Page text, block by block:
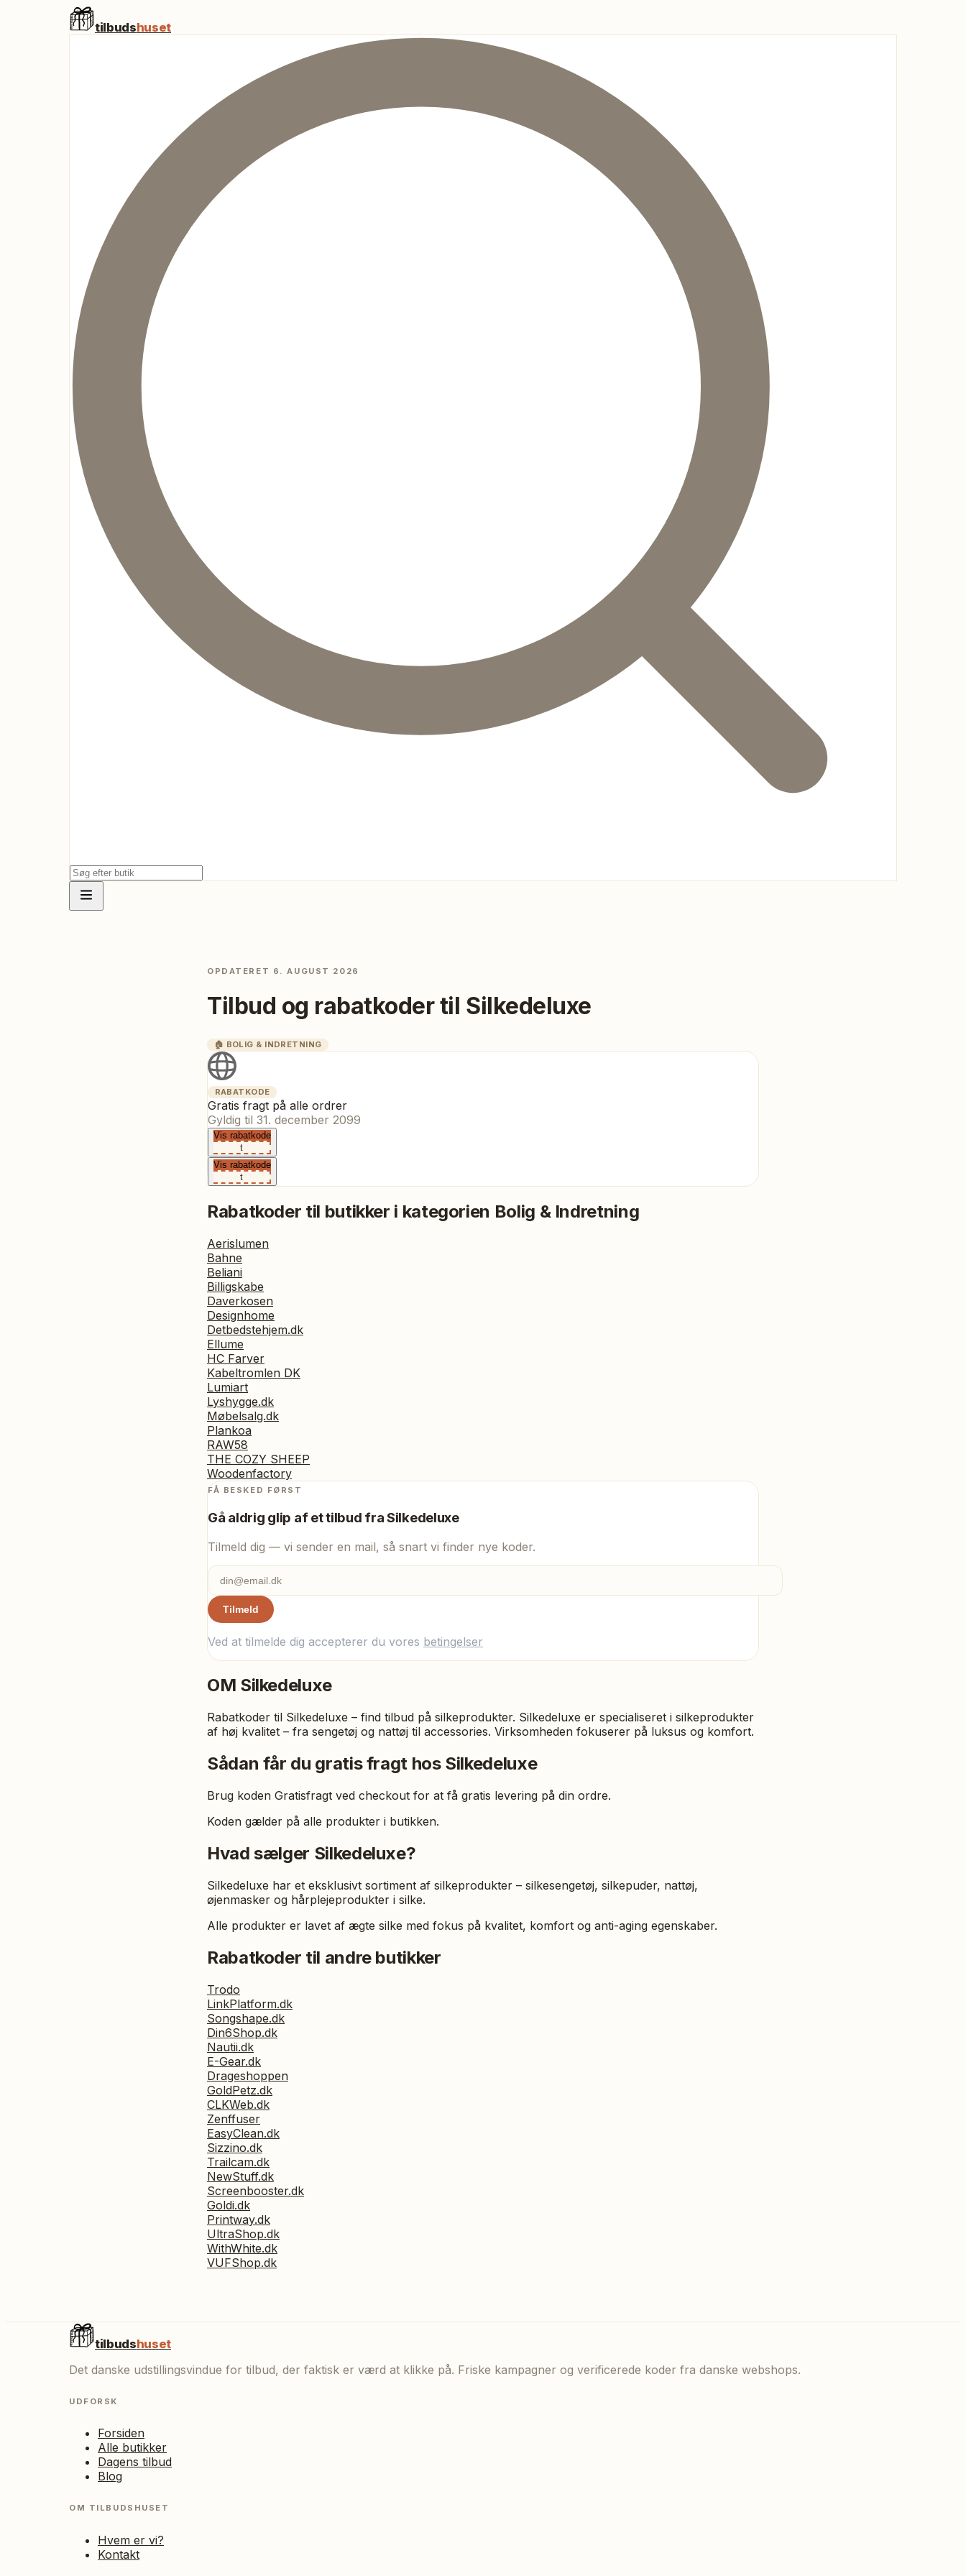
tilbudshuset
OPDATERET 6. AUGUST 2026
Tilbud og rabatkoder til Silkedeluxe
🏠 BOLIG & INDRETNING
RABATKODE
Gratis fragt på alle ordrer
Gyldig til 31. december 2099
Vis rabatkode
t
Vis rabatkode
t
Rabatkoder til butikker i kategorien Bolig & Indretning
Aerislumen
Bahne
Beliani
Billigskabe
Daverkosen
Designhome
Detbedstehjem.dk
Ellume
HC Farver
Kabeltromlen DK
Lumiart
Lyshygge.dk
Møbelsalg.dk
Plankoa
RAW58
THE COZY SHEEP
Woodenfactory
FÅ BESKED FØRST
Gå aldrig glip af et tilbud fraSilkedeluxe
Tilmeld dig — vi sender en mail, så snart vi finder nye koder.
Tilmeld
Ved at tilmelde dig accepterer du vores betingelser
OM Silkedeluxe
Rabatkoder til Silkedeluxe – find tilbud på silkeprodukter. Silkedeluxe er specialiseret i silkeprodukter
af høj kvalitet – fra sengetøj og nattøj til accessories. Virksomheden fokuserer på luksus og komfort.
Sådan får du gratis fragt hos Silkedeluxe
Brug koden Gratisfragt ved checkout for at få gratis levering på din ordre.
Koden gælder på alle produkter i butikken.
Hvad sælger Silkedeluxe?
Silkedeluxe har et eksklusivt sortiment af silkeprodukter – silkesengetøj, silkepuder, nattøj,
øjenmasker og hårplejeprodukter i silke.
Alle produkter er lavet af ægte silke med fokus på kvalitet, komfort og anti-aging egenskaber.
Rabatkoder til andre butikker
Trodo
LinkPlatform.dk
Songshape.dk
Din6Shop.dk
Nautii.dk
E-Gear.dk
Drageshoppen
GoldPetz.dk
CLKWeb.dk
Zenffuser
EasyClean.dk
Sizzino.dk
Trailcam.dk
NewStuff.dk
Screenbooster.dk
Goldi.dk
Printway.dk
UltraShop.dk
WithWhite.dk
VUFShop.dk
tilbudshuset
Det danske udstillingsvindue for tilbud, der faktisk er værd at klikke på. Friske kampagner og verificerede koder fra danske webshops.
UDFORSK
Forsiden
Alle butikker
Dagens tilbud
Blog
OM TILBUDSHUSET
Hvem er vi?
Kontakt